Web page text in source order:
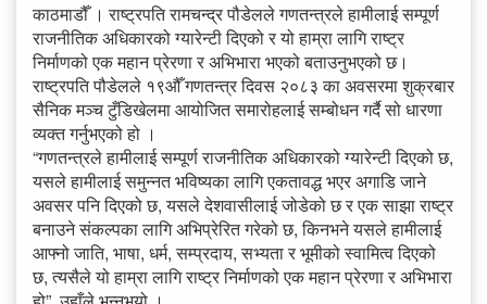
काठमाडौँ । राष्ट्रपति रामचन्द्र पौडेलले गणतन्त्रले हामीलाई सम्पूर्ण
राजनीतिक अधिकारको ग्यारेन्टी दिएको र यो हाम्रा लागि राष्ट्र
निर्माणको एक महान प्रेरणा र अभिभारा भएको बताउनुभएको छ।
राष्ट्रपति पौडेलले १९औँ गणतन्त्र दिवस २०८३ का अवसरमा शुक्रबार
सैनिक मञ्च टुँडिखेलमा आयोजित समारोहलाई सम्बोधन गर्दै सो धारणा
व्यक्त गर्नुभएको हो ।
“गणतन्त्रले हामीलाई सम्पूर्ण राजनीतिक अधिकारको ग्यारेन्टी दिएको छ,
यसले हामीलाई समुन्नत भविष्यका लागि एकतावद्ध भएर अगाडि जाने
अवसर पनि दिएको छ, यसले देशवासीलाई जोडेको छ र एक साझा राष्ट्र
बनाउने संकल्पका लागि अभिप्रेरित गरेको छ, किनभने यसले हामीलाई
आफ्नो जाति, भाषा, धर्म, सम्प्रदाय, सभ्यता र भूमीको स्वामित्व दिएको
छ, त्यसैले यो हाम्रा लागि राष्ट्र निर्माणको एक महान प्रेरणा र अभिभारा